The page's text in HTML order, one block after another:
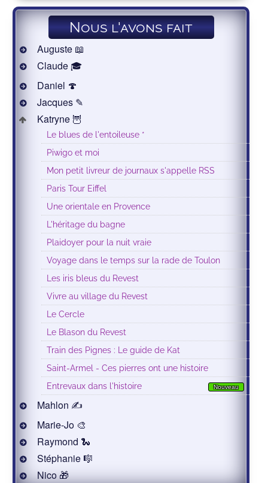
Nous l'avons fait
Auguste 📖
Claude 🎓
Daniel 🍄
Jacques ✎
Katryne 🦉
Le blues de l'entoileuse *
Piwigo et moi
Mon petit livreur de journaux s'appelle RSS
Paris Tour Eiffel
Une orientale en Provence
L'héritage du bagne
Plaidoyer pour la nuit vraie
Voyage dans le temps sur la rade de Toulon
Les iris bleus du Revest
Vivre au village du Revest
Le Cercle
Le Blason du Revest
Train des Pignes : Le guide de Kat
Saint-Armel - Ces pierres ont une histoire
Nouveau
Entrevaux dans l'histoire
Mahlon ✍
Marie-Jo 🎨
Raymond 🐍
Stéphanie 🎼
Nico 🎁